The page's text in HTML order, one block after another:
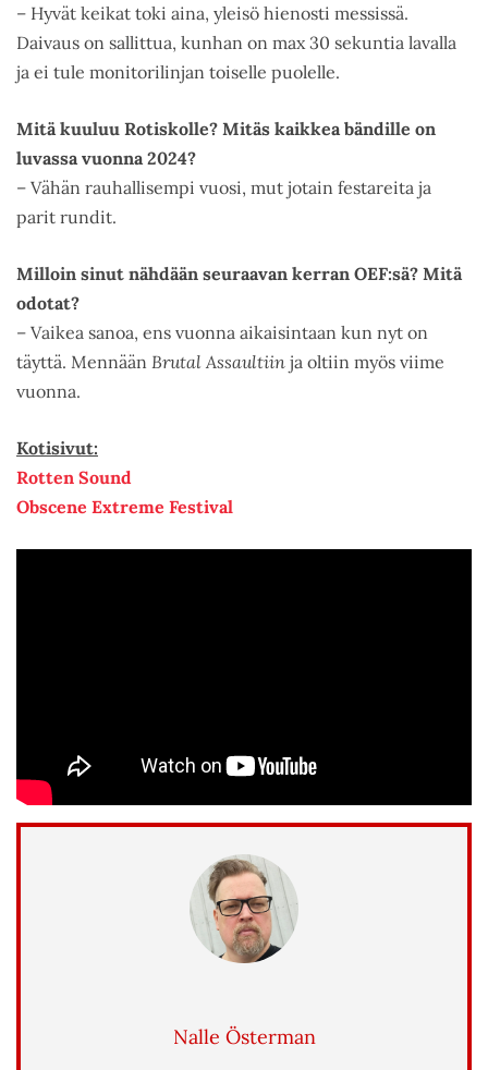
– Hyvät keikat toki aina, yleisö hienosti messissä.
Daivaus on sallittua, kunhan on max 30 sekuntia lavalla
ja ei tule monitorilinjan toiselle puolelle.
Mitä kuuluu Rotiskolle? Mitäs kaikkea bändille on
luvassa vuonna 2024?
– Vähän rauhallisempi vuosi, mut jotain festareita ja
parit rundit.
Milloin sinut nähdään seuraavan kerran OEF:sä? Mitä
odotat?
– Vaikea sanoa, ens vuonna aikaisintaan kun nyt on
täyttä. Mennään Brutal Assaultiin ja oltiin myös viime
vuonna.
Kotisivut:
Rotten Sound
Obscene Extreme Festival
Nalle Österman